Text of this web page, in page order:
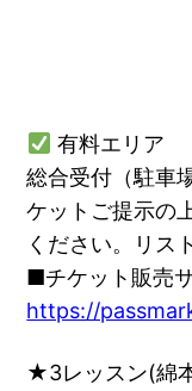
有料エリア
総合受付（駐車
ケットご提示の
ください。リス
■チケット販売
https://
★3レッスン(綿